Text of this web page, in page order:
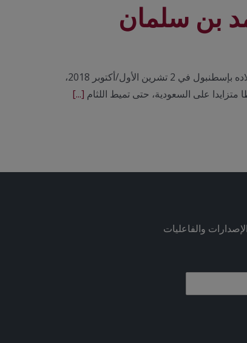
بن سلمان
تحوّلت تداعيات جريمة اغتيال الصحافي السعودي جمال خاشقجي في قنصلية بلاده بإسطنبول في 2 تشرين الأول/أكتوبر 2018،
على السعودية، حتى تميط اللثام [...]
والفاعليات